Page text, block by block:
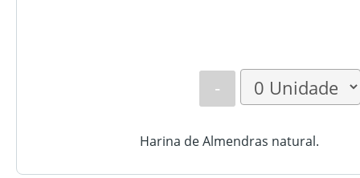
-
Harina de Almendras natural.